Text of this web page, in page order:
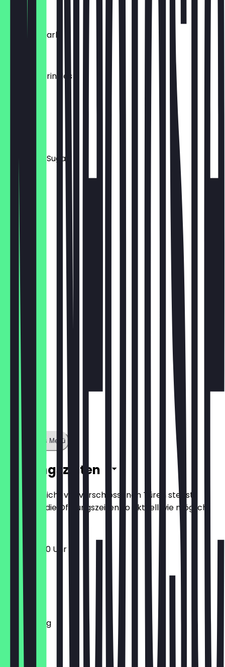
€ 2,00
Hazelnut Dark
Unicorn Sprinkles
Cinnamon Sugar
Mr. Coco
€ 2,00
Mr. Choc
€ 2,00
€ 2,00
Zeige ganzes Menü
Öffnungszeiten
Damit du nicht vor verschlossenen Türen stehst,
halten wir die Öffnungszeiten so aktuell wie möglich.
14:00 - 21:00 Uhr
Montag
Dienstag
Mittwoch
Donnerstag
Freitag
Samstag
Sonntag